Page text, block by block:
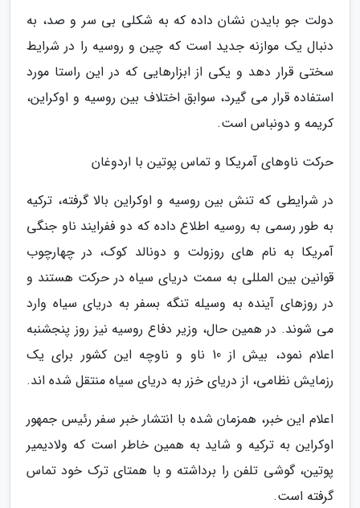
دولت جو بایدن نشان داده که به شکلی بی سر و صد، به
دنبال یک موازنه جدید است که چین و روسیه را در شرایط
سختی قرار دهد و یکی از ابزارهایی که در این راستا مورد
استفاده قرار می گیرد، سوابق اختلاف بین روسیه و اوکراین،
کریمه و دونباس است.
حرکت ناوهای آمریکا و تماس پوتین با اردوغان
در شرایطی که تنش بین روسیه و اوکراین بالا گرفته، ترکیه
به طور رسمی به روسیه اطلاع داده که دو ففرایند ناو جنگی
آمریکا به نام های روزولت و دونالد کوک، در چهارچوب
قوانین بین المللی به سمت دریای سیاه در حرکت هستند و
در روزهای آینده به وسیله تنگه بسفر به دریای سیاه وارد
می شوند. در همین حال، وزیر دفاع روسیه نیز روز پنجشنبه
اعلام نمود، بیش از 10 ناو و ناوچه این کشور برای یک
رزمایش نظامی، از دریای خزر به دریای سیاه منتقل شده اند.
اعلام این خبر، همزمان شده با انتشار خبر سفر رئیس جمهور
اوکراین به ترکیه و شاید به همین خاطر است که ولادیمیر
پوتین، گوشی تلفن را برداشته و با همتای ترک خود تماس
گرفته است.